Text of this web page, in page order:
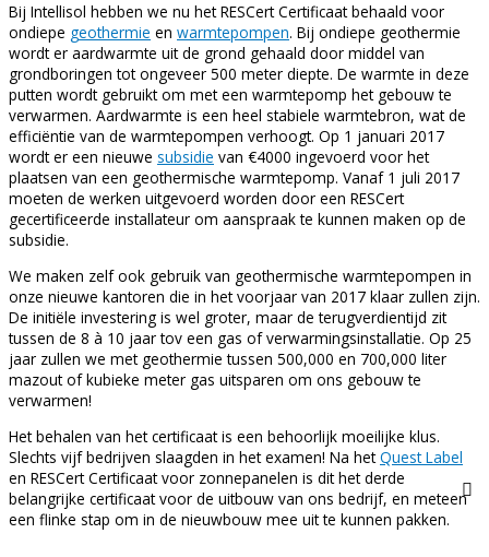
Bij Intellisol hebben we nu het RESCert Certificaat behaald voor
ondiepe geothermie en warmtepompen. Bij ondiepe geothermie
wordt er aardwarmte uit de grond gehaald door middel van
grondboringen tot ongeveer 500 meter diepte. De warmte in deze
putten wordt gebruikt om met een warmtepomp het gebouw te
verwarmen. Aardwarmte is een heel stabiele warmtebron, wat de
efficiëntie van de warmtepompen verhoogt. Op 1 januari 2017
wordt er een nieuwe subsidie van €4000 ingevoerd voor het
plaatsen van een geothermische warmtepomp. Vanaf 1 juli 2017
moeten de werken uitgevoerd worden door een RESCert
gecertificeerde installateur om aanspraak te kunnen maken op de
subsidie.
We maken zelf ook gebruik van geothermische warmtepompen in
onze nieuwe kantoren die in het voorjaar van 2017 klaar zullen zijn.
De initiële investering is wel groter, maar de terugverdientijd zit
tussen de 8 à 10 jaar tov een gas of verwarmingsinstallatie. Op 25
jaar zullen we met geothermie tussen 500,000 en 700,000 liter
mazout of kubieke meter gas uitsparen om ons gebouw te
verwarmen!
Het behalen van het certificaat is een behoorlijk moeilijke klus.
Slechts vijf bedrijven slaagden in het examen! Na hetQuest Label
en RESCert Certificaat voor zonnepanelen is dit het derde
belangrijke certificaat voor de uitbouw van ons bedrijf, en meteen
een flinke stap om in de nieuwbouw mee uit te kunnen pakken.